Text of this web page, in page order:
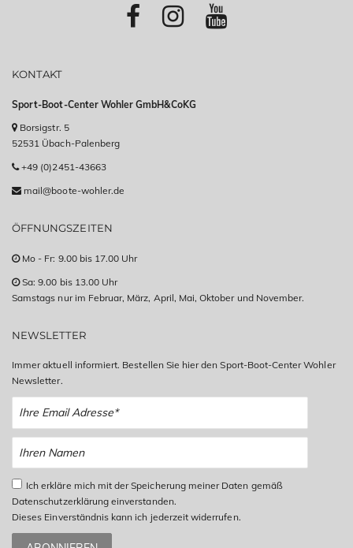
KONTAKT
Sport-Boot-Center Wohler GmbH&CoKG
Borsigstr. 5
52531 Übach-Palenberg
+49 (0)2451-43663
mail@boote-wohler.de
ÖFFNUNGSZEITEN
Mo - Fr: 9.00 bis 17.00 Uhr
Sa: 9.00 bis 13.00 Uhr
Samstags nur im Februar, März, April, Mai, Oktober und November.
NEWSLETTER
Immer aktuell informiert. Bestellen Sie hier den Sport-Boot-Center Wohler
Newsletter.
Ich erkläre mich mit der Speicherung meiner Daten gemäß
Datenschutzerklärung einverstanden.
Dieses Einverständnis kann ich jederzeit widerrufen.